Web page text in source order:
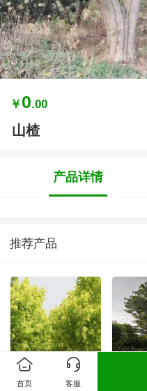
￥ 0.00
山楂
产品详情
推荐产品
金叶复叶槭
首页 客服